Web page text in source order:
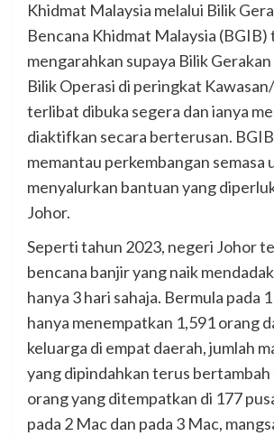
Khidmat Malaysia melalui Bilik
Bencana Khidmat Malaysia (BGIB)
mengarahkan supaya Bilik
Bilik Operasi di peringkat
terlibat dibuka segera dan ianya
diaktifkan secara berterusan.
memantau perkembangan semasa
menyalurkan bantuan yang
Johor.
Seperti tahun 2023, negeri Johor
bencana banjir yang naik
hanya 3 hari sahaja. Bermula pada
hanya menempatkan 1,591 orang
keluarga di empat daerah, jumlah
yang dipindahkan terus bertambah
orang yang ditempatkan di 177
pada 2 Mac dan pada 3 Mac,